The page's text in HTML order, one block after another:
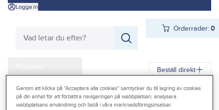
Logga in
Orderrader:0
Outlet
Beställ direkt
Gelia Produkter Personligt skydd Kläder Jackor Jackor
Genom att klicka på "Acceptera alla cookies" samtycker du till lagring av cookies
på din enhet för att förbättra navigeringen på webbplatsen, analysera
webbplatsens användning och bistå i våra marknadsföringsinsatser.